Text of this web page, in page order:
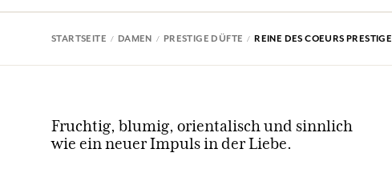
STARTSEITE DAMEN PRESTIGE DÜFTE REINE DES COEURS PRESTIGE
Fruchtig, blumig, orientalisch und sinnlich
wie ein neuer Impuls in der Liebe.